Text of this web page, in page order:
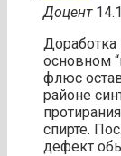
Доцент
Доработка
основном
флюс
районе
спирте.
дефект